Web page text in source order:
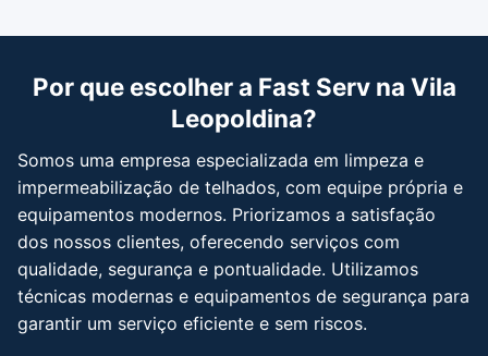
Por que escolher a Fast Serv na Vila
Leopoldina?
Somos uma empresa especializada em limpeza e
impermeabilização de telhados, com equipe própria e
equipamentos modernos. Priorizamos a satisfação
dos nossos clientes, oferecendo serviços com
qualidade, segurança e pontualidade. Utilizamos
técnicas modernas e equipamentos de segurança para
garantir um serviço eficiente e sem riscos.